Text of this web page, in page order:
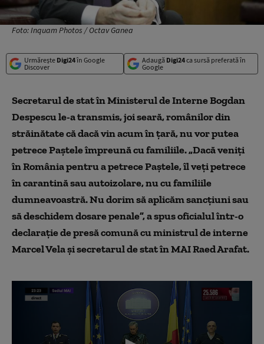
Foto: Inquam Photos / Octav Ganea
Urmărește Digi24în Google
Discover
Adaugă Digi24ca sursă preferată în
Google
Secretarul de stat în Ministerul de Interne Bogdan
Despescu le-a transmis, joi seară, românilor din
străinătate că dacă vin acum în țară, nu vor putea
petrece Paştele împreună cu familiile. „Dacă veniţi
în România pentru a petrece Paştele, îl veţi petrece
în carantină sau autoizolare, nu cu familiile
dumneavoastră. Nu dorim să aplicăm sancţiuni sau
să deschidem dosare penale”, a spus oficialul într-o
declarație de presă comună cu ministrul de interne
Marcel Vela și secretarul de stat în MAI Raed Arafat.